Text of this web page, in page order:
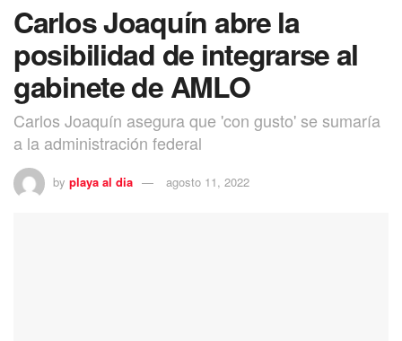
Carlos Joaquín abre la
posibilidad de integrarse al
gabinete de AMLO
Carlos Joaquín asegura que 'con gusto' se sumaría
a la administración federal
by playa al dia agosto 11, 2022